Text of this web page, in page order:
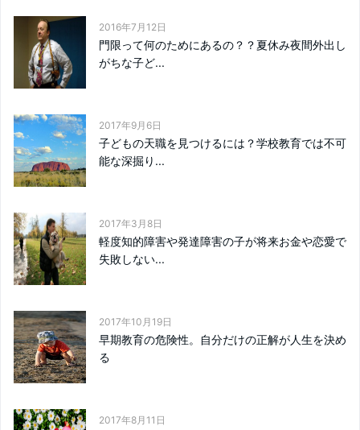
2016年7月12日
門限って何のためにあるの？？夏休み夜間外出し
がちな子ど...
2017年9月6日
子どもの天職を見つけるには？学校教育では不可
能な深掘り...
2017年3月8日
軽度知的障害や発達障害の子が将来お金や恋愛で
失敗しない...
2017年10月19日
早期教育の危険性。自分だけの正解が人生を決め
る
2017年8月11日